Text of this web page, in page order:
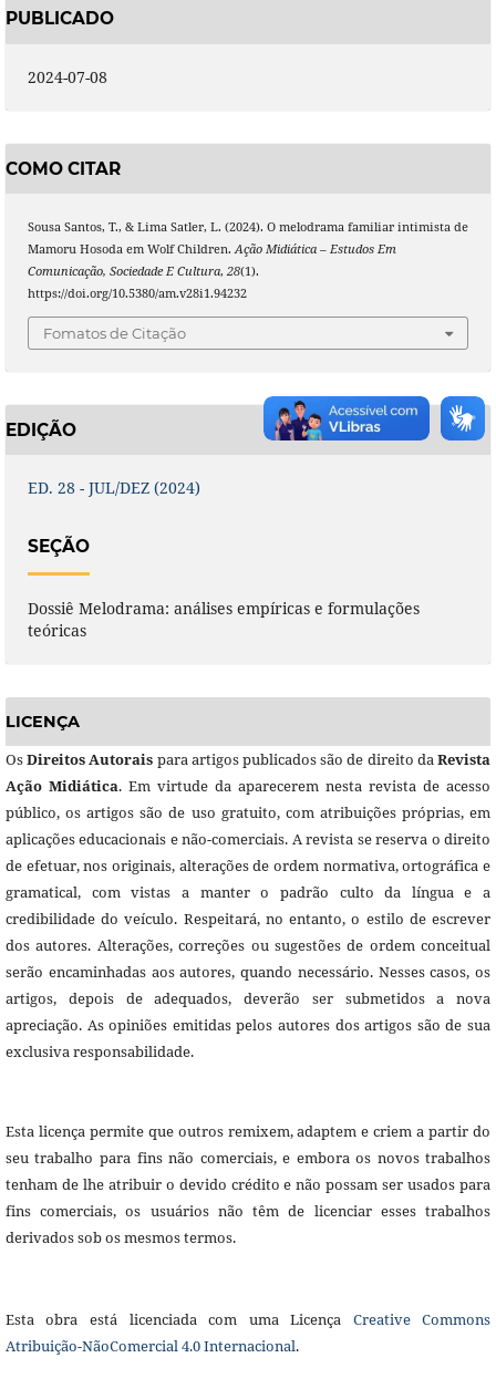
PUBLICADO
2024-07-08
COMO CITAR
Sousa Santos, T., & Lima Satler, L. (2024). O melodrama familiar intimista de
Mamoru Hosoda em Wolf Children.Ação Midiática – Estudos Em
Comunicação, Sociedade E Cultura, 28(1).
https://doi.org/10.5380/am.v28i1.94232
Fomatos de Citação
EDIÇÃO
ED. 28 - JUL/DEZ (2024)
SEÇÃO
Dossiê Melodrama: análises empíricas e formulações
teóricas
LICENÇA
OsDireitos Autorais para artigos publicados são de direito daRevista
Ação Midiática. Em virtude da aparecerem nesta revista de acesso
público, os artigos são de uso gratuito, com atribuições próprias, em
aplicações educacionais e não-comerciais. A revista se reserva o direito
de efetuar, nos originais, alterações de ordem normativa, ortográfica e
gramatical, com vistas a manter o padrão culto da língua e a
credibilidade do veículo. Respeitará, no entanto, o estilo de escrever
dos autores. Alterações, correções ou sugestões de ordem conceitual
serão encaminhadas aos autores, quando necessário. Nesses casos, os
artigos, depois de adequados, deverão ser submetidos a nova
apreciação. As opiniões emitidas pelos autores dos artigos são de sua
exclusiva responsabilidade.
Esta licença permite que outros remixem, adaptem e criem a partir do
seu trabalho para fins não comerciais, e embora os novos trabalhos
tenham de lhe atribuir o devido crédito e não possam ser usados para
fins comerciais, os usuários não têm de licenciar esses trabalhos
derivados sob os mesmos termos.
Esta obra está licenciada com uma Licença Creative Commons
Atribuição-NãoComercial 4.0 Internacional.